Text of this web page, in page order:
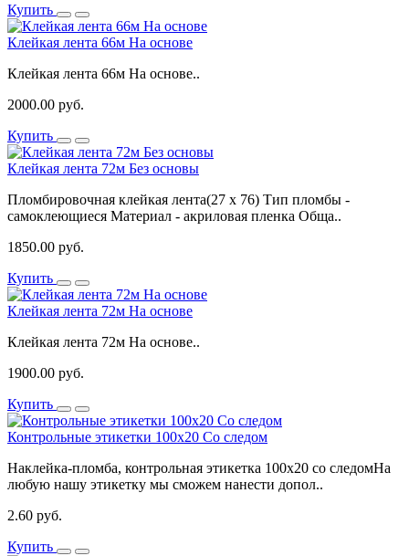
Купить
Клейкая лента 66м На основе
Клейкая лента 66м На основе..
2000.00 руб.
Купить
Клейкая лента 72м Без основы
Пломбировочная клейкая лента(27 х 76) Тип пломбы -
самоклеющиеся Материал - акриловая пленка Обща..
1850.00 руб.
Купить
Клейкая лента 72м На основе
Клейкая лента 72м На основе..
1900.00 руб.
Купить
Контрольные этикетки 100x20 Со следом
Наклейка-пломба, контрольная этикетка 100х20 со следомНа
любую нашу этикетку мы сможем нанести допол..
2.60 руб.
Купить